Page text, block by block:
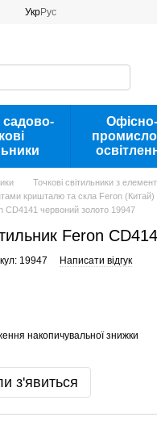
УкрРус
садово-
Офісно-
Точкові світильники з
кришталю та скла Feron (Китай)
CD4141 червоний золото 19947
Feron
19947 Написати відгук
накопичувальної знижки
з'явиться